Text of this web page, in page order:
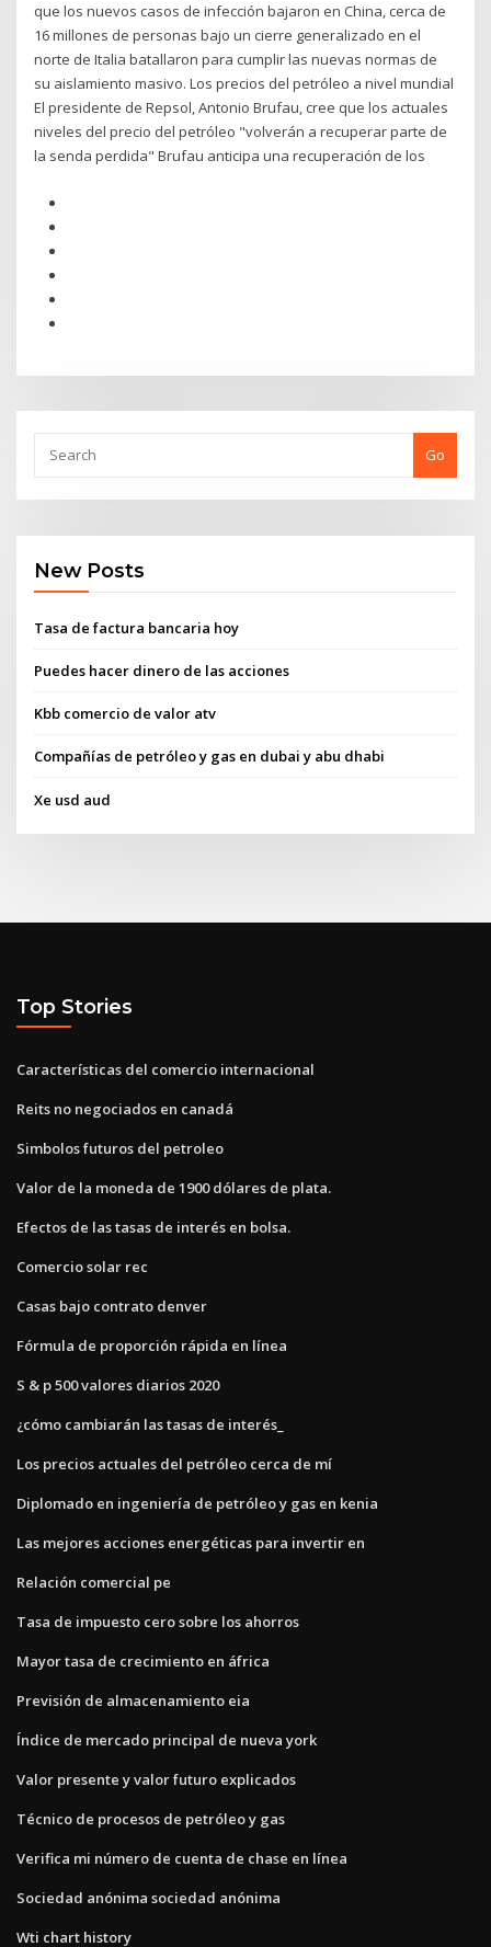
que los nuevos casos de infección bajaron en China, cerca de
16 millones de personas bajo un cierre generalizado en el
norte de Italia batallaron para cumplir las nuevas normas de
su aislamiento masivo. Los precios del petróleo a nivel mundial
El presidente de Repsol, Antonio Brufau, cree que los actuales
niveles del precio del petróleo "volverán a recuperar parte de
la senda perdida" Brufau anticipa una recuperación de los
Go
New Posts
Tasa de factura bancaria hoy
Puedes hacer dinero de las acciones
Kbb comercio de valor atv
Compañías de petróleo y gas en dubai y abu dhabi
Xe usd aud
Top Stories
Características del comercio internacional
Reits no negociados en canadá
Simbolos futuros del petroleo
Valor de la moneda de 1900 dólares de plata.
Efectos de las tasas de interés en bolsa.
Comercio solar rec
Casas bajo contrato denver
Fórmula de proporción rápida en línea
S & p 500 valores diarios 2020
¿cómo cambiarán las tasas de interés_
Los precios actuales del petróleo cerca de mí
Diplomado en ingeniería de petróleo y gas en kenia
Las mejores acciones energéticas para invertir en
Relación comercial pe
Tasa de impuesto cero sobre los ahorros
Mayor tasa de crecimiento en áfrica
Previsión de almacenamiento eia
Índice de mercado principal de nueva york
Valor presente y valor futuro explicados
Técnico de procesos de petróleo y gas
Verifica mi número de cuenta de chase en línea
Sociedad anónima sociedad anónima
Wti chart history